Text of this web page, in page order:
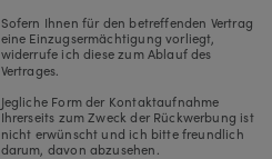
Sofern Ihnen für den betreffenden Vertrag
eine Einzugsermächtigung vorliegt,
widerrufe ich diese zum Ablauf des
Vertrages.
Jegliche Form der Kontaktaufnahme
Ihrerseits zum Zweck der Rückwerbung ist
nicht erwünscht und ich bitte freundlich
darum, davon abzusehen.